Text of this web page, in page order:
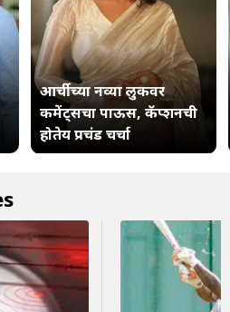
आर्चीच्या नव्या लुकवर
कमेंट्सचा पाऊस, कॅप्शनची
होतेय प्रचंड चर्चा